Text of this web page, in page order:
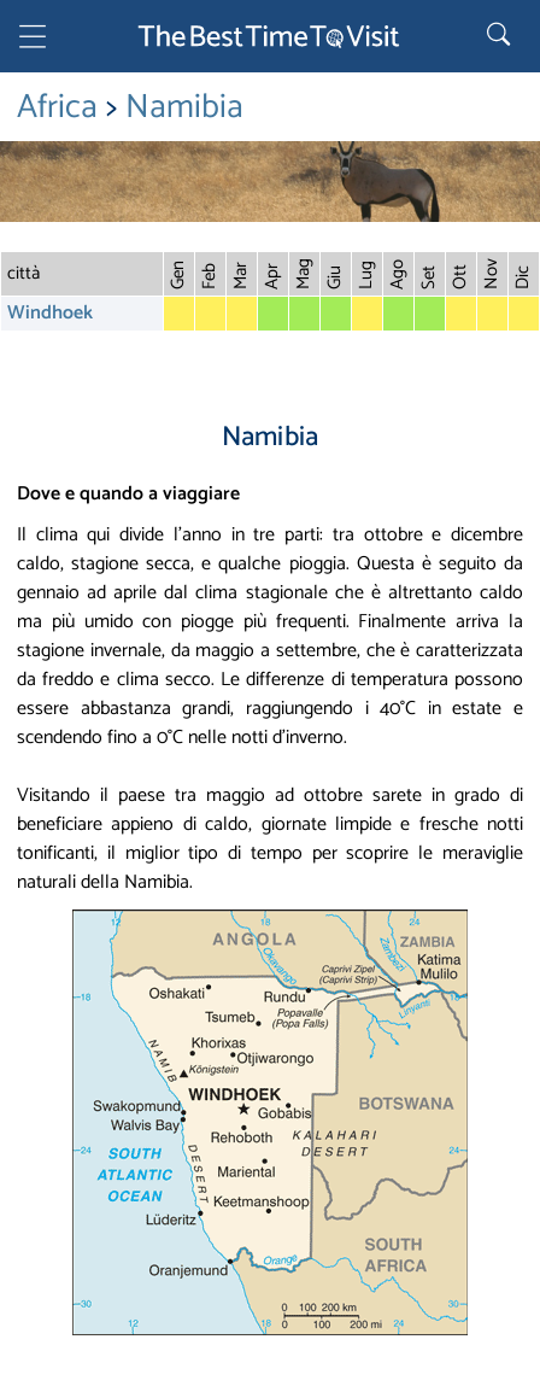
Africa>Namibia
città Gen Feb Mar Apr Mag Giu Lug Ago Set Ott Nov Dic
Windhoek
Namibia
Dove e quando a viaggiare
Il clima qui divide l'anno in tre parti: tra ottobre e dicembre
caldo, stagione secca, e qualche pioggia. Questa è seguito da
gennaio ad aprile dal clima stagionale che è altrettanto caldo
ma più umido con piogge più frequenti. Finalmente arriva la
stagione invernale, da maggio a settembre, che è caratterizzata
da freddo e clima secco. Le differenze di temperatura possono
essere abbastanza grandi, raggiungendo i 40°C in estate e
scendendo fino a 0°C nelle notti d'inverno.
Visitando il paese tra maggio ad ottobre sarete in grado di
beneficiare appieno di caldo, giornate limpide e fresche notti
tonificanti, il miglior tipo di tempo per scoprire le meraviglie
naturali della Namibia.